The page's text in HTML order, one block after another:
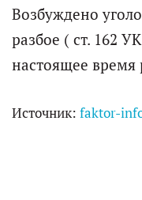
Возбуждено
разбое ( ст. 162
настоящее время
Источник: faktor-